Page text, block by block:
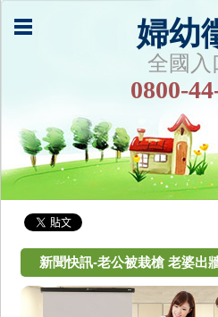
婦幼
全國入
0800-
新聞快訊-老公被栽槍 老婆出